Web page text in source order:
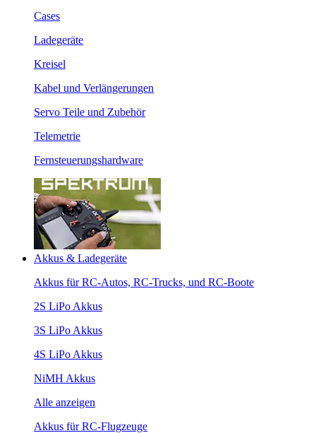
Cases
Ladegeräte
Kreisel
Kabel und Verlängerungen
Servo Teile und Zubehör
Telemetrie
Fernsteuerungshardware
Akkus & Ladegeräte
Akkus für RC-Autos, RC-Trucks, und RC-Boote
2S LiPo Akkus
3S LiPo Akkus
4S LiPo Akkus
NiMH Akkus
Alle anzeigen
Akkus für RC-Flugzeuge